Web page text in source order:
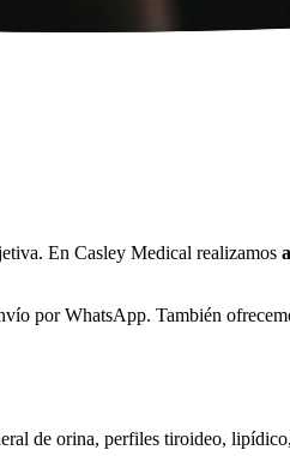
En Casley Medical realizamos
por WhatsApp. También
de orina, perfiles tiroideo,